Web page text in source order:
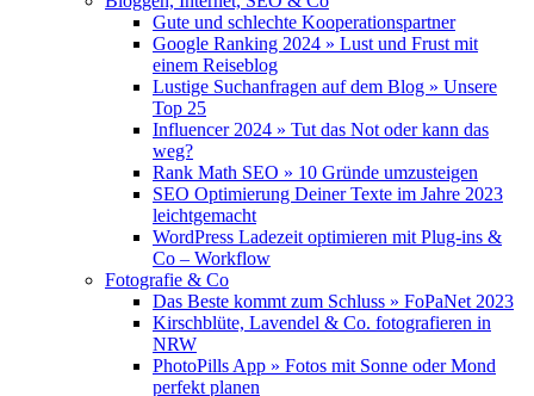
Gute und schlechte Kooperationspartner
Google Ranking 2024 » Lust und Frust mit
einem Reiseblog
Lustige Suchanfragen auf dem Blog » Unsere
Top 25
Influencer 2024 » Tut das Not oder kann das
weg?
Rank Math SEO » 10 Gründe umzusteigen
SEO Optimierung Deiner Texte im Jahre 2023
leichtgemacht
WordPress Ladezeit optimieren mit Plug-ins &
Co – Workflow
Fotografie & Co
Das Beste kommt zum Schluss » FoPaNet 2023
Kirschblüte, Lavendel & Co. fotografieren in
NRW
PhotoPills App » Fotos mit Sonne oder Mond
perfekt planen